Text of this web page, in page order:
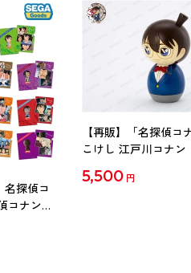
名探偵コ
コナン」
【再販】「名探偵コ
こけし 江戸川コナン
5,500 円